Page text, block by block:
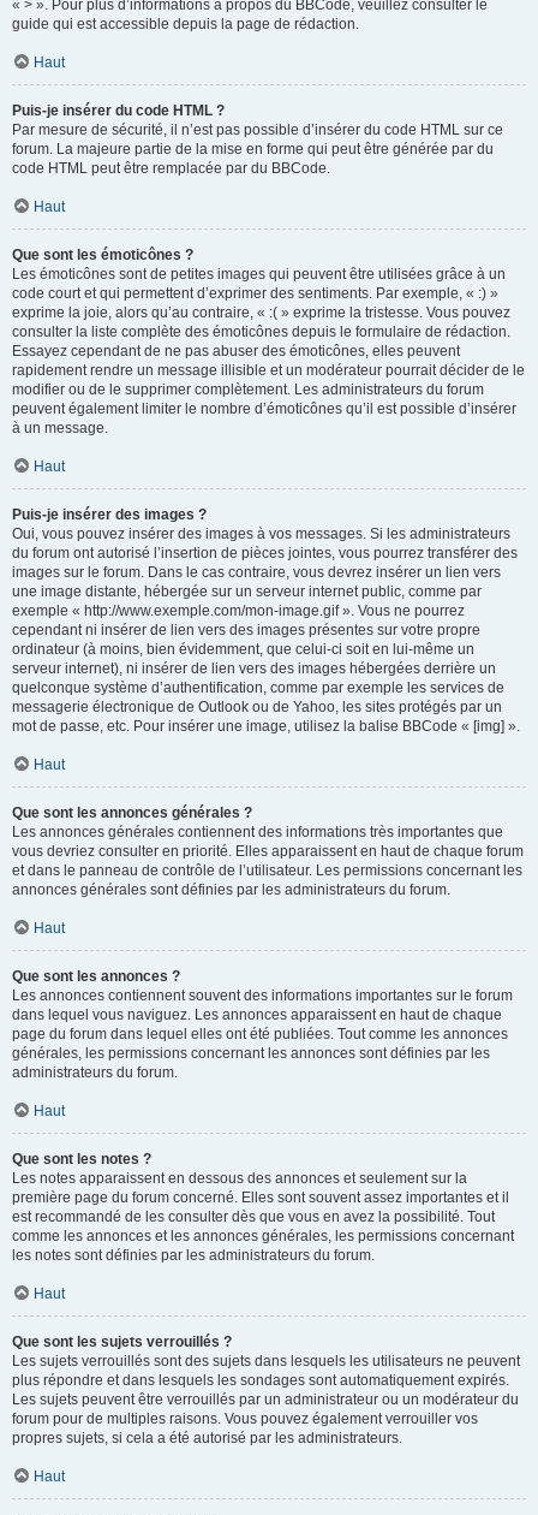
« > ». Pour plus d’informations à propos du BBCode, veuillez consulter le
guide qui est accessible depuis la page de rédaction.
Haut
Puis-je insérer du code HTML ?
Par mesure de sécurité, il n’est pas possible d’insérer du code HTML sur ce
forum. La majeure partie de la mise en forme qui peut être générée par du
code HTML peut être remplacée par du BBCode.
Haut
Que sont les émoticônes ?
Les émoticônes sont de petites images qui peuvent être utilisées grâce à un
code court et qui permettent d’exprimer des sentiments. Par exemple, « :) »
exprime la joie, alors qu’au contraire, « :( » exprime la tristesse. Vous pouvez
consulter la liste complète des émoticônes depuis le formulaire de rédaction.
Essayez cependant de ne pas abuser des émoticônes, elles peuvent
rapidement rendre un message illisible et un modérateur pourrait décider de le
modifier ou de le supprimer complètement. Les administrateurs du forum
peuvent également limiter le nombre d’émoticônes qu’il est possible d’insérer
à un message.
Haut
Puis-je insérer des images ?
Oui, vous pouvez insérer des images à vos messages. Si les administrateurs
du forum ont autorisé l’insertion de pièces jointes, vous pourrez transférer des
images sur le forum. Dans le cas contraire, vous devrez insérer un lien vers
une image distante, hébergée sur un serveur internet public, comme par
exemple « http://www.exemple.com/mon-image.gif ». Vous ne pourrez
cependant ni insérer de lien vers des images présentes sur votre propre
ordinateur (à moins, bien évidemment, que celui-ci soit en lui-même un
serveur internet), ni insérer de lien vers des images hébergées derrière un
quelconque système d’authentification, comme par exemple les services de
messagerie électronique de Outlook ou de Yahoo, les sites protégés par un
mot de passe, etc. Pour insérer une image, utilisez la balise BBCode « [img] ».
Haut
Que sont les annonces générales ?
Les annonces générales contiennent des informations très importantes que
vous devriez consulter en priorité. Elles apparaissent en haut de chaque forum
et dans le panneau de contrôle de l’utilisateur. Les permissions concernant les
annonces générales sont définies par les administrateurs du forum.
Haut
Que sont les annonces ?
Les annonces contiennent souvent des informations importantes sur le forum
dans lequel vous naviguez. Les annonces apparaissent en haut de chaque
page du forum dans lequel elles ont été publiées. Tout comme les annonces
générales, les permissions concernant les annonces sont définies par les
administrateurs du forum.
Haut
Que sont les notes ?
Les notes apparaissent en dessous des annonces et seulement sur la
première page du forum concerné. Elles sont souvent assez importantes et il
est recommandé de les consulter dès que vous en avez la possibilité. Tout
comme les annonces et les annonces générales, les permissions concernant
les notes sont définies par les administrateurs du forum.
Haut
Que sont les sujets verrouillés ?
Les sujets verrouillés sont des sujets dans lesquels les utilisateurs ne peuvent
plus répondre et dans lesquels les sondages sont automatiquement expirés.
Les sujets peuvent être verrouillés par un administrateur ou un modérateur du
forum pour de multiples raisons. Vous pouvez également verrouiller vos
propres sujets, si cela a été autorisé par les administrateurs.
Haut